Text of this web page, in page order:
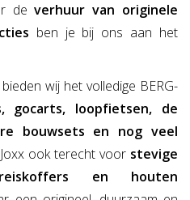
deverhuur van originele
ben je bij ons aan het
bieden wij het volledige BERG-
gocarts, loopfietsen, de
bouwsets en nog veel
ook terecht voor stevige
en houten